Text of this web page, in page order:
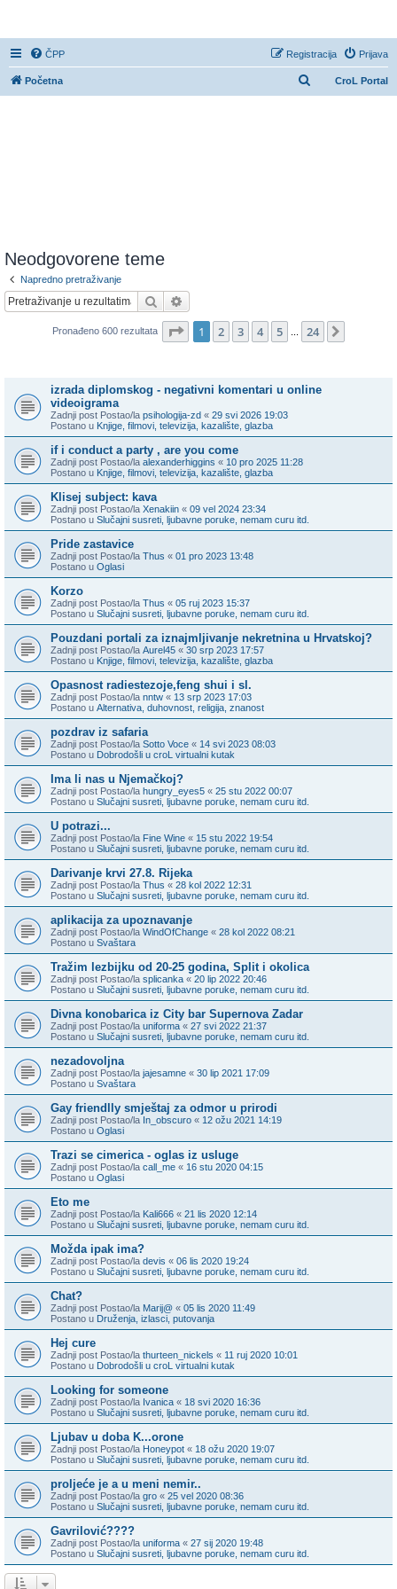
ČPP Prijava
Registracija
CroL Portal
Početna
Neodgovorene teme
Napredno pretraživanje
Pretražnik
Pronađeno 600 rezultata Stranica: 1/ 24.
1 2 3 4 5 24
izrada diplomskog - negativni komentari u online
videoigrama
Zadnji post Postao/la psihologija-zd « 29 svi 2026 19:03
Postano u Knjige, filmovi, televizija, kazalište, glazba
if i conduct a party , are you come
Zadnji post Postao/la alexanderhiggins « 10 pro 2025 11:28
Postano u Knjige, filmovi, televizija, kazalište, glazba
Klisej subject: kava
Zadnji post Postao/la Xenakiin « 09 vel 2024 23:34
Postano u Slučajni susreti, ljubavne poruke, nemam curu itd.
Pride zastavice
Zadnji post Postao/la Thus « 01 pro 2023 13:48
Postano u Oglasi
Korzo
Zadnji post Postao/la Thus « 05 ruj 2023 15:37
Postano u Slučajni susreti, ljubavne poruke, nemam curu itd.
Pouzdani portali za iznajmljivanje nekretnina u Hrvatskoj?
Zadnji post Postao/la Aurel45 « 30 srp 2023 17:57
Postano u Knjige, filmovi, televizija, kazalište, glazba
Opasnost radiestezoje,feng shui i sl.
Zadnji post Postao/la nntw « 13 srp 2023 17:03
Postano u Alternativa, duhovnost, religija, znanost
pozdrav iz safaria
Zadnji post Postao/la Sotto Voce « 14 svi 2023 08:03
Postano u Dobrodošli u croL virtualni kutak
Ima li nas u Njemačkoj?
Zadnji post Postao/la hungry_eyes5 « 25 stu 2022 00:07
Postano u Slučajni susreti, ljubavne poruke, nemam curu itd.
U potrazi...
Zadnji post Postao/la Fine Wine « 15 stu 2022 19:54
Postano u Slučajni susreti, ljubavne poruke, nemam curu itd.
Darivanje krvi 27.8. Rijeka
Zadnji post Postao/la Thus « 28 kol 2022 12:31
Postano u Slučajni susreti, ljubavne poruke, nemam curu itd.
aplikacija za upoznavanje
Zadnji post Postao/la WindOfChange « 28 kol 2022 08:21
Postano u Svaštara
Tražim lezbijku od 20-25 godina, Split i okolica
Zadnji post Postao/la splicanka « 20 lip 2022 20:46
Postano u Slučajni susreti, ljubavne poruke, nemam curu itd.
Divna konobarica iz City bar Supernova Zadar
Zadnji post Postao/la uniforma « 27 svi 2022 21:37
Postano u Slučajni susreti, ljubavne poruke, nemam curu itd.
nezadovoljna
Zadnji post Postao/la jajesamne « 30 lip 2021 17:09
Postano u Svaštara
Gay friendlly smještaj za odmor u prirodi
Zadnji post Postao/la In_obscuro « 12 ožu 2021 14:19
Postano u Oglasi
Trazi se cimerica - oglas iz usluge
Zadnji post Postao/la call_me « 16 stu 2020 04:15
Postano u Oglasi
Eto me
Zadnji post Postao/la Kali666 « 21 lis 2020 12:14
Postano u Slučajni susreti, ljubavne poruke, nemam curu itd.
Možda ipak ima?
Zadnji post Postao/la devis « 06 lis 2020 19:24
Postano u Slučajni susreti, ljubavne poruke, nemam curu itd.
Chat?
Zadnji post Postao/la Marij@ « 05 lis 2020 11:49
Postano u Druženja, izlasci, putovanja
Hej cure
Zadnji post Postao/la thurteen_nickels « 11 ruj 2020 10:01
Postano u Dobrodošli u croL virtualni kutak
Looking for someone
Zadnji post Postao/la Ivanica « 18 svi 2020 16:36
Postano u Slučajni susreti, ljubavne poruke, nemam curu itd.
Ljubav u doba K...orone
Zadnji post Postao/la Honeypot « 18 ožu 2020 19:07
Postano u Slučajni susreti, ljubavne poruke, nemam curu itd.
proljeće je a u meni nemir..
Zadnji post Postao/la gro « 25 vel 2020 08:36
Postano u Slučajni susreti, ljubavne poruke, nemam curu itd.
Gavrilović????
Zadnji post Postao/la uniforma « 27 sij 2020 19:48
Postano u Slučajni susreti, ljubavne poruke, nemam curu itd.